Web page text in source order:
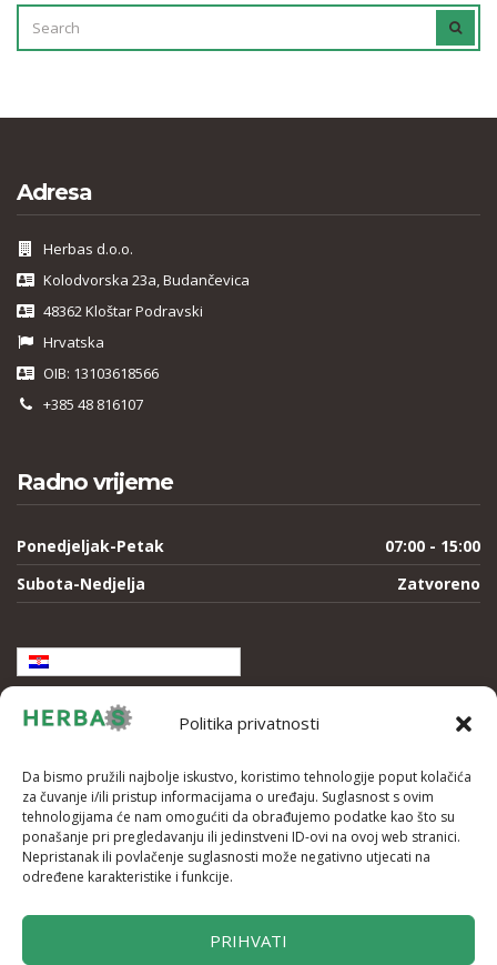
Politika privatnosti
Da bismo pružili najbolje iskustvo, koristimo tehnologije poput kolačića
za čuvanje i/ili pristup informacijama o uređaju. Suglasnost s ovim
tehnologijama će nam omogućiti da obrađujemo podatke kao što su
ponašanje pri pregledavanju ili jedinstveni ID-ovi na ovoj web stranici.
Nepristanak ili povlačenje suglasnosti može negativno utjecati na
određene karakteristike i funkcije.
PRIHVATI
SEARCH
FOR:
Adresa
Herbas d.o.o.
Kolodvorska 23a, Budančevica
48362 Kloštar Podravski
Hrvatska
OIB: 13103618566
+385 48 816107
Radno vrijeme
Ponedjeljak-Petak
07:00 - 15:00
Subota-Nedjelja
Zatvoreno